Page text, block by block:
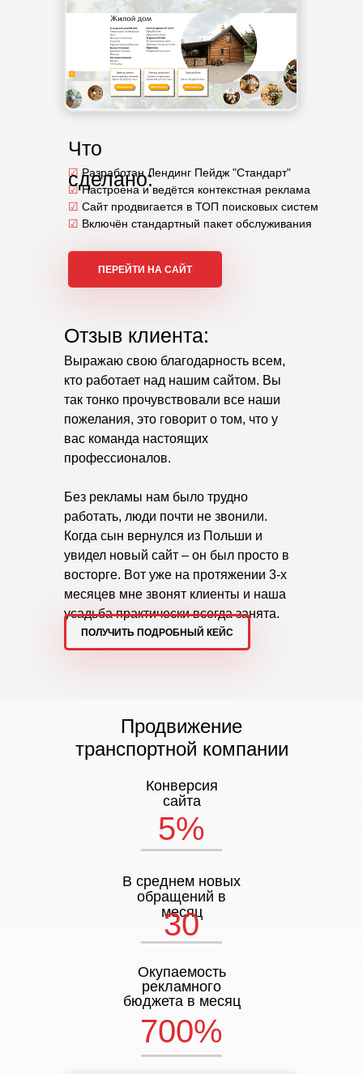
☑ Разработан Лендинг Пейдж "Стандарт"
☑Настроена и ведётся контекстная реклама
☑ Сайт продвигается в ТОП поисковых систем
☑ Включён стандартный пакет обслуживания
Отзыв клиента:
Выражаю свою благодарность всем,
кто работает над нашим сайтом. Вы
так тонко прочувствовали все наши
пожелания, это говорит о том, что у
вас команда настоящих
профессионалов.
Без рекламы нам было трудно
работать, люди почти не звонили.
Когда сын вернулся из Польши и
увидел новый сайт – он был просто в
восторге. Вот уже на протяжении 3-х
месяцев мне звонят клиенты и наша
усадьба практически всегда занята.
ПОЛУЧИТЬ ПОДРОБНЫЙ КЕЙС
Что
сделано:
ПЕРЕЙТИ НА САЙТ
5%
Конверсия
сайта
Продвижение
транспортной компании
В среднем новых
обращений в
месяц
30
Окупаемость
рекламного
бюджета в месяц
700%